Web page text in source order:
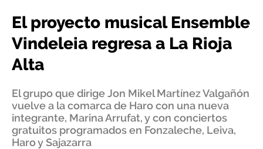
El proyecto musical Ensemble
Vindeleia regresa a La Rioja
Alta
El grupo que dirige Jon Mikel Martínez Valgañón
vuelve a la comarca de Haro con una nueva
integrante, Marina Arrufat, y con conciertos
gratuitos programados en Fonzaleche, Leiva,
Haro y Sajazarra